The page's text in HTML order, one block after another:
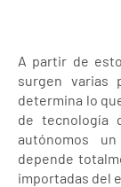
A partir de
surgen varias
determina lo
de tecnología
autónomos
depende
importadas del